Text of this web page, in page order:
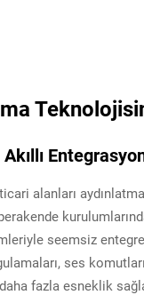
alanları
seemsiz
ses
fazla esneklik